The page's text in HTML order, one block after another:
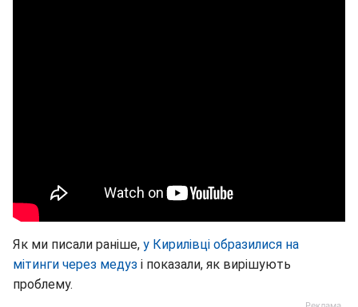
Як ми писали раніше, у Кирилівці образилися на
мітинги через медуз і показали, як вирішують
проблему.